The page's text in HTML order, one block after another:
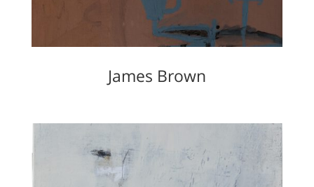
James Brown